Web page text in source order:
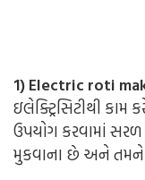
1) Electric roti
ઇલેક્ટ્રિસિટીથી
ઉપયોગ કરવામાં
મુકવાના છે અને તમને